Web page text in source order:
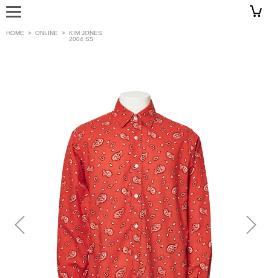
HOME > ONLINE > KIM JONES
2004 SS